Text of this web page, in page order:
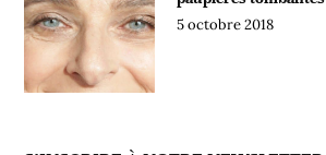
5 octobre 2018